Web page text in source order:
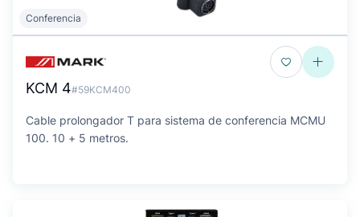
Conferencia
KCM 4#59KCM400
Cable prolongador T para sistema de conferencia MCMU
100. 10 + 5 metros.